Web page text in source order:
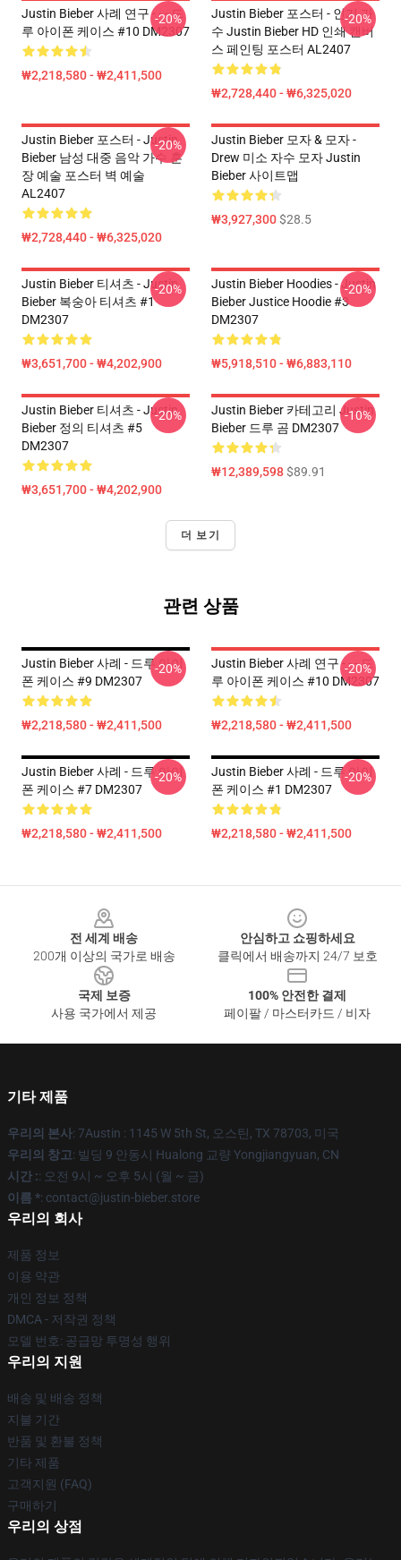
Justin Bieber 사례 연구 - - - 드
루 아이폰 케이스 #10 DM2307
₩2,218,580 - ₩2,411,500
-20%
Justin Bieber 포스터 - 인기 가
수 Justin Bieber HD 인쇄 캔버
스 페인팅 포스터 AL2407
₩2,728,440 - ₩6,325,020
-20%
Justin Bieber 포스터 - Justin
Bieber 남성 대중 음악 가수 훈
장 예술 포스터 벽 예술
AL2407
₩2,728,440 - ₩6,325,020
-20%
Justin Bieber 모자 & 모자 -
Drew 미소 자수 모자 Justin
Bieber 사이트맵
₩3,927,300$28.5
Justin Bieber 티셔츠 - Justin
Bieber 복숭아 티셔츠 #1
DM2307
₩3,651,700 - ₩4,202,900
-20%
Justin Bieber Hoodies - Justin
Bieber Justice Hoodie #3
DM2307
₩5,918,510 - ₩6,883,110
-20%
Justin Bieber 티셔츠 - Justin
Bieber 정의 티셔츠 #5
DM2307
₩3,651,700 - ₩4,202,900
-20%
Justin Bieber 카테고리 Justin
Bieber 드루 곰 DM2307
₩12,389,598$89.91
-10%
더 보기
관련 상품
Justin Bieber 사례 - 드루 아이
폰 케이스 #9 DM2307
₩2,218,580 - ₩2,411,500
-20%
Justin Bieber 사례 연구 - - - 드
루 아이폰 케이스 #10 DM2307
₩2,218,580 - ₩2,411,500
-20%
Justin Bieber 사례 - 드루 아이
폰 케이스 #7 DM2307
₩2,218,580 - ₩2,411,500
-20%
Justin Bieber 사례 - 드루 아이
폰 케이스 #1 DM2307
₩2,218,580 - ₩2,411,500
-20%
전 세계 배송
200개 이상의 국가로 배송
안심하고 쇼핑하세요
클릭에서 배송까지 24/7 보호
국제 보증
사용 국가에서 제공
100% 안전한 결제
페이팔 / 마스터카드 / 비자
기타 제품
우리의 본사: 7Austin : 1145 W 5th St, 오스틴, TX 78703, 미국
우리의 창고: 빌딩 9 안동시 Hualong 교량 Yongjiangyuan, CN
시간 :: 오전 9시 ~ 오후 5시 (월 ~ 금)
이름 *: contact@justin-bieber.store
우리의 회사
제품 정보
이용 약관
개인 정보 정책
DMCA - 저작권 정책
모델 번호: 공급망 투명성 행위
우리의 지원
배송 및 배송 정책
지불 기간
반품 및 환불 정책
기타 제품
고객지원 (FAQ)
구매하기
우리의 상점